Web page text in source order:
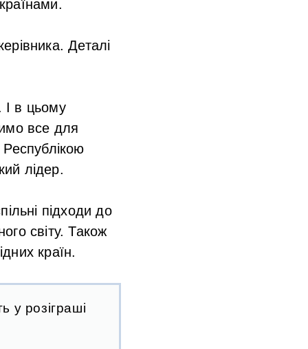
Деталі
І в цьому
все для
лідер.
підходи до
світу. Також
країн.
у розіграші